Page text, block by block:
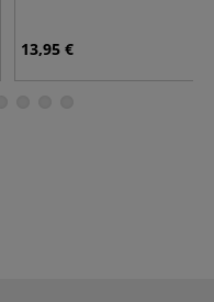
13,95 €